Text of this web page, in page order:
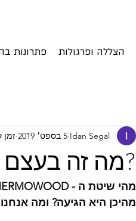
הצללה ופרגולות פתרונות
?מה זה
Idan Segal 5 בספט׳ 2019 זמן
מהי שיטת ה - THERMOWOOD?
מהיכן היא הגיעה? ומה